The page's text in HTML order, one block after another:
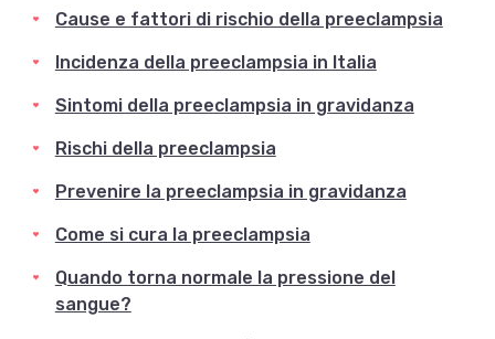
Cause e fattori di rischio della preeclampsia
Incidenza della preeclampsia in Italia
Sintomi della preeclampsia in gravidanza
Rischi della preeclampsia
Prevenire la preeclampsia in gravidanza
Come si cura la preeclampsia
Quando torna normale la pressione del
sangue?